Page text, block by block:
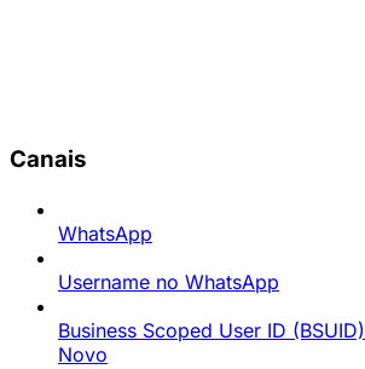
Canais
WhatsApp
Username no WhatsApp
Business Scoped User ID (BSUID)
Novo